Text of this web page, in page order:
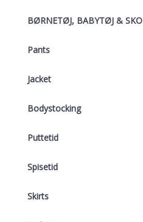
BØRNETØJ, BABYTØJ & SKO
Pants
Jacket
Bodystocking
Puttetid
Spisetid
Skirts